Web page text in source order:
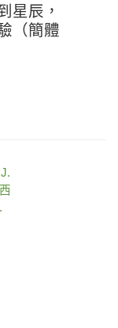
星辰，
（簡體